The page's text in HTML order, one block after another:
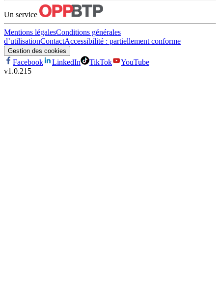
Un service
Mentions légalesConditions générales
d’utilisationContactAccessibilité : partiellement conforme
Gestion des cookies
Facebook LinkedIn TikTok
YouTube
v1.0.215